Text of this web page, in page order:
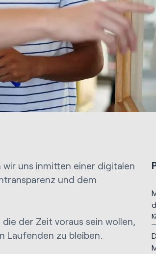
uns inmitten einer digitalen
und dem
der Zeit voraus sein wollen,
Laufenden zu bleiben.